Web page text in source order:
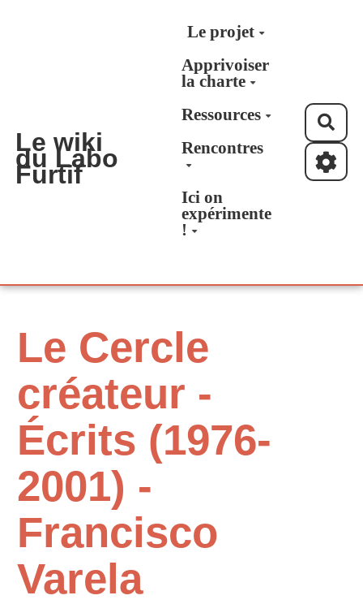
Aller au contenu principal
Le wiki
du Labo
Furtif
Le projet
Apprivoiser
la charte
Ressources
Rencontres
Ici on
expérimente
!
Le Cercle
créateur -
Écrits (1976-
2001) -
Francisco
Varela